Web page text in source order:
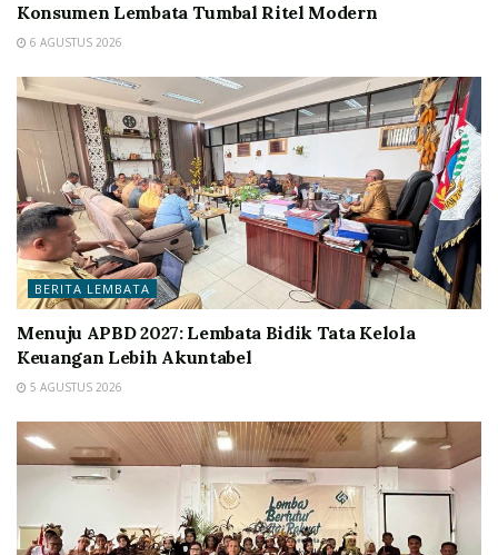
Konsumen Lembata Tumbal Ritel Modern
6 AGUSTUS 2026
BERITA LEMBATA
Menuju APBD 2027: Lembata Bidik Tata Kelola
Keuangan Lebih Akuntabel
5 AGUSTUS 2026